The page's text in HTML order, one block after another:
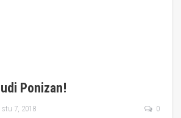
Ponizan!
stu 7, 2018 0